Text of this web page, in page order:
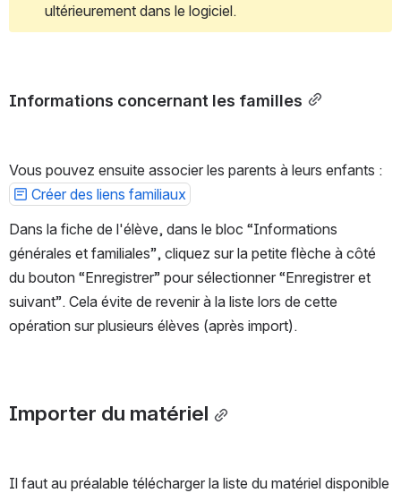
ultérieurement dans le logiciel.
Informations concernant les familles
Vous pouvez ensuite associer les parents à leurs enfants :
Créer des liens familiaux
Dans la fiche de l'élève, dans le bloc “Informations
générales et familiales”, cliquez sur la petite flèche à côté
du bouton “Enregistrer” pour sélectionner “Enregistrer et
suivant”. Cela évite de revenir à la liste lors de cette
opération sur plusieurs élèves (après import).
Importer du matériel
Il faut au préalable télécharger la liste du matériel disponible